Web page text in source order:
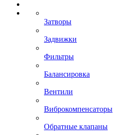
Затворы
Задвижки
Фильтры
Балансировка
Вентили
Виброкомпенсаторы
Обратные клапаны